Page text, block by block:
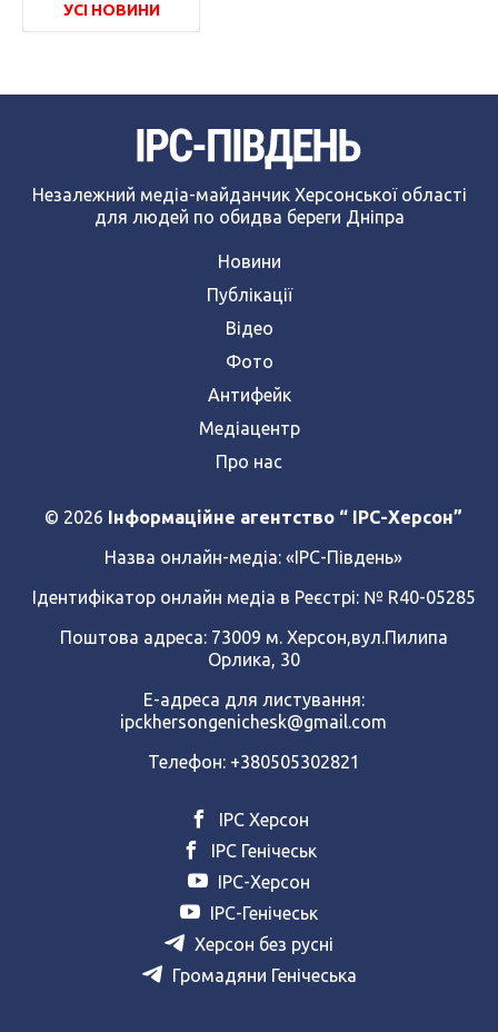
УСІ НОВИНИ
Незалежний медіа-майданчик Херсонської області
для людей по обидва береги Дніпра
Новини
Публікації
Відео
Фото
Антифейк
Медіацентр
Про нас
© 2026 Інформаційне агентство “ IPC-Херсон”
Назва онлайн-медіа: «ІРС-Південь»
Ідентифікатор онлайн медіа в Реєстрі: № R40-05285
Поштова адреса: 73009 м. Херсон,вул.Пилипа
Орлика, 30
Е-адреса для листування:
ipckhersongenichesk@gmail.com
Телефон: +380505302821
ІРС Херсон
ІРС Генічеськ
ІРС-Херсон
ІРС-Генічеськ
Херсон без русні
Громадяни Генічеська